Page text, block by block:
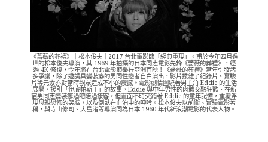
《薔薇的葬禮》｜松本俊夫｜2017 台北電影節「經典重現」。甫於今年四月過
世的松本俊夫導演，其 1969 年拍攝的日本同志電影先鋒《薔薇的葬禮》，經
過 4K 修復，今年將在台北電影節舉行亞洲首映！《薔薇的葬禮》當年引發諸
多爭議，除了邀請具變裝癖的男同性戀者自白演出，影片揉雜了紀錄片、實驗
片等元素亦對當時觀眾造成不小的震撼。電影劇情圍繞著男主角 Eddie 的生活
展開，援引「伊底帕斯王」的故事，Eddie 與中年男性的肉體交融狂歡、在新
宿男同志變裝癖酒吧陪酒接客，但畫面不時交錯著 Eddie 的童年記憶，重覆浮
現母親恐怖的笑臉，以及倒臥在血泊中的呻吟。松本俊夫以前衛、實驗電影著
稱，與寺山修司、大島渚等導演同為日本 1960 年代新浪潮電影的代表人物。